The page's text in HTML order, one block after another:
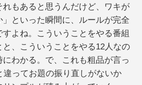
れもあると思うんだけど、ワキが
」といった瞬間に、ルールが完全
よね。こういうことをやる番組
、こういうことをやる12人なの
わかる。で、これも粗品が言っ
違ってお題の振り直しがないか